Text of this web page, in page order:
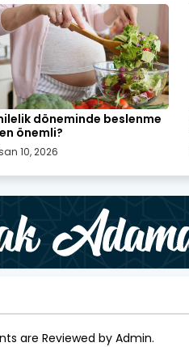
döneminde beslenme
önemli?
10, 2026
are Reviewed by Admin.